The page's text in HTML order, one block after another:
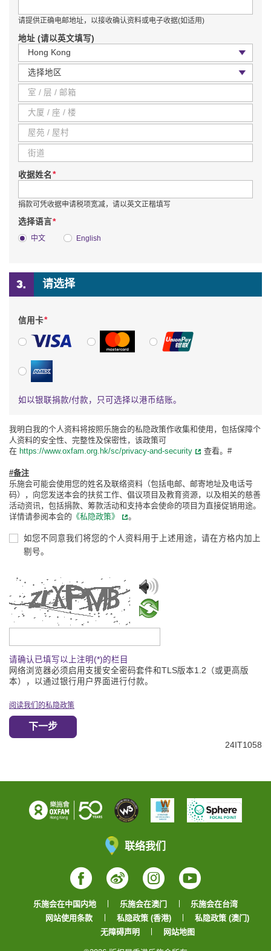
请提供正确电邮地址，以接收确认资料或电子收据(如适用)
地址 (请以英文填写)
国家 / 地区
收据姓名 *
捐款可凭收据申请税项宽减，请以英文正楷填写
选择语言*
中文 English
请选择
信用卡*
银联
美国运通
如以银联捐款/付款，只可选择以港币结账。
我明白我的个人资料将按照乐施会的私隐政策作收集和使用，包括保障个
人资料的安全性、完整性及保密性，该政策可
在 https://www.oxfam.org.hk/sc/privacy-and-security 查看。#
#备注
乐施会可能会使用您的姓名及联络资料（包括电邮、邮寄地址及电话号
码），向您发送本会的扶贫工作、倡议项目及教育资源，以及相关的慈善
活动资讯，包括捐款、筹款活动和支持本会使命的项目为直接促销用途。
详情请参阅本会的 《私隐政策》 。
如您不同意我们将您的个人资料用于上述用途，请在方格内加上
剔号。
请输入验证码
请确认已填写以上注明(*)的栏目
网络浏览器必须启用支援安全密码套件和TLS版本1.2（或更高版
本），以通过银行用户界面进行付款。
阅读我们的私隐政策
下一步
24IT1058
联络我们
Facebook
WeiboInstagram
YouTube
乐施会在中国内地 乐施会在澳门
乐施会在台湾
网站使用条款
私隐政策 (香港)
私隐政策 (澳门)
无障碍声明
网站地图